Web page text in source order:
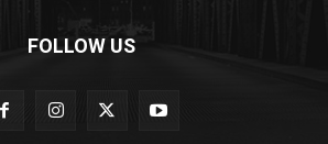
FOLLOW US